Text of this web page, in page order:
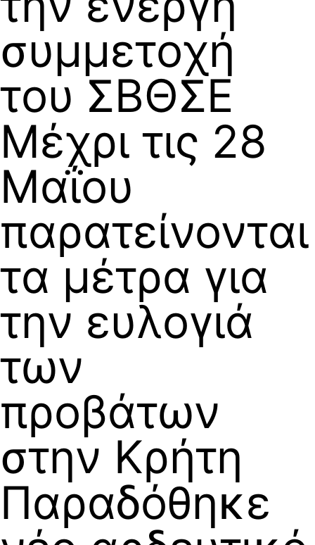
συμμετοχή
του ΣΒΘΣΕ
Μέχρι τις 28
Μαΐου
παρατείνονται
τα μέτρα για
την ευλογιά
των
προβάτων
στην Κρήτη
Παραδόθηκε